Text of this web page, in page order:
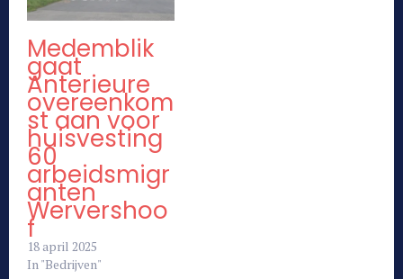
Medemblik
gaat
Anterieure
overeenkom
st aan voor
huisvesting
60
arbeidsmigr
anten
Wervershoo
f
18 april 2025
In "Bedrijven"